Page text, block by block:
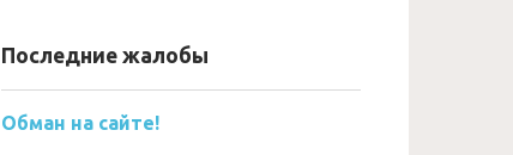
Последние жалобы
Обман на сайте!